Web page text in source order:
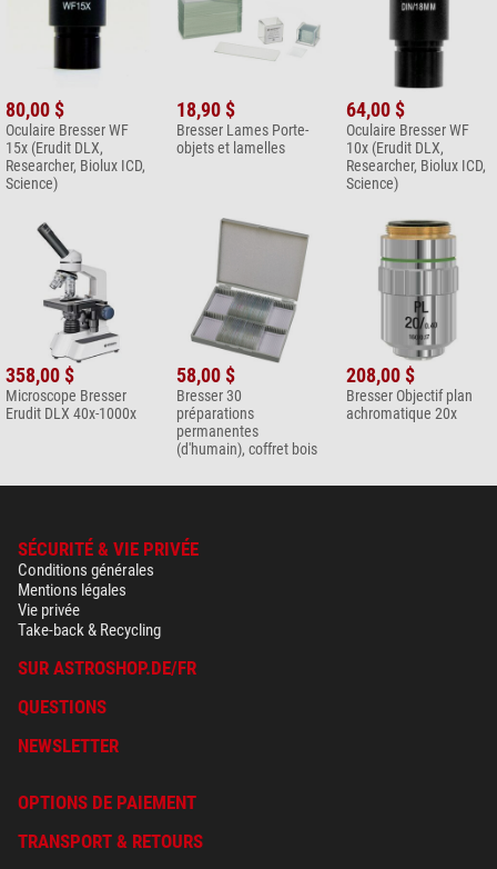
80,00 $
Oculaire Bresser WF
15x (Erudit DLX,
Researcher, Biolux ICD,
Science)
18,90 $
Bresser Lames Porte-
objets et lamelles
64,00 $
Oculaire Bresser WF
10x (Erudit DLX,
Researcher, Biolux ICD,
Science)
358,00 $
Microscope Bresser
Erudit DLX 40x-1000x
58,00 $
Bresser 30
préparations
permanentes
(d'humain), coffret bois
208,00 $
Bresser Objectif plan
achromatique 20x
SÉCURITÉ & VIE PRIVÉE
Conditions générales
Mentions légales
Vie privée
Take-back & Recycling
SUR ASTROSHOP.DE/FR
QUESTIONS
NEWSLETTER
OPTIONS DE PAIEMENT
TRANSPORT & RETOURS